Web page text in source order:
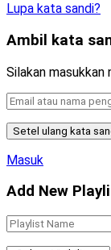
Lupa kata sandi?
Ambil kata
Silakan
Masuk
Add New